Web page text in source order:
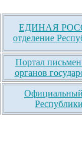
ЕДИНАЯ
отделение
Портал
органов
Официальный